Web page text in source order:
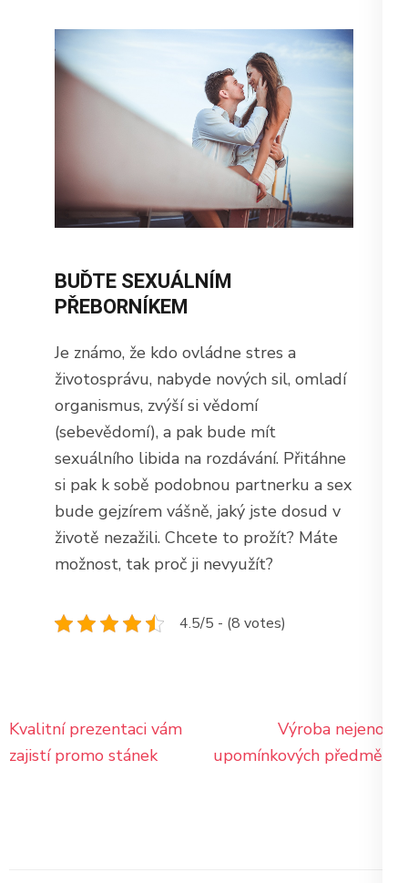
BUĎTE SEXUÁLNÍM
PŘEBORNÍKEM
Je známo, že kdo ovládne stres a
životosprávu, nabyde nových sil, omladí
organismus, zvýší si vědomí
(sebevědomí), a pak bude mít
sexuálního libida na rozdávání. Přitáhne
si pak k sobě podobnou partnerku a sex
bude gejzírem vášně, jaký jste dosud v
životě nezažili. Chcete to prožít? Máte
možnost, tak proč ji nevyužít?
4.5/5 - (8 votes)
Navigace
pro
Kvalitní prezentaci vám
zajistí promo stánek
Výroba nejenom
upomínkových předmětů